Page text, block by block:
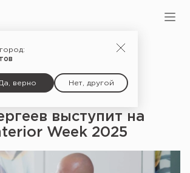
верно Нет, другой
выступит на
Week 2025